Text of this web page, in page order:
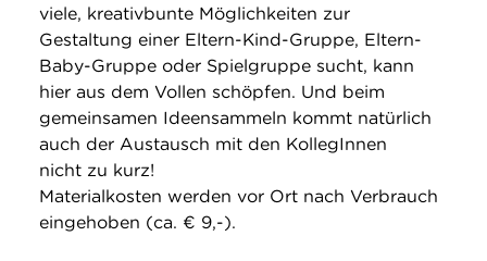
viele, kreativbunte Möglichkeiten zur
Gestaltung einer Eltern-Kind-Gruppe, Eltern-
Baby-Gruppe oder Spielgruppe sucht, kann
hier aus dem Vollen schöpfen. Und beim
gemeinsamen Ideensammeln kommt natürlich
auch der Austausch mit den KollegInnen
nicht zu kurz!
Materialkosten werden vor Ort nach Verbrauch
eingehoben (ca. € 9,-).